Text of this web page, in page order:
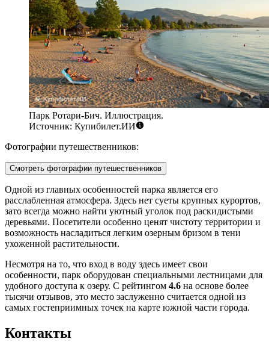
Парк Ротари-Бич. Иллюстрация.
Источник: Купибилет.ИИ
Фотографии путешественников:
Смотреть фотографии путешественников
Одной из главных особенностей парка является его
расслабленная атмосфера. Здесь нет суеты крупных курортов,
зато всегда можно найти уютный уголок под раскидистыми
деревьями. Посетители особенно ценят чистоту территории и
возможность насладиться легким озерным бризом в тени
ухоженной растительности.
Несмотря на то, что вход в воду здесь имеет свои
особенности, парк оборудован специальными лестницами для
удобного доступа к озеру. С рейтингом 4.6 на основе более
тысячи отзывов, это место заслуженно считается одной из
самых гостеприимных точек на карте южной части города.
Контакты